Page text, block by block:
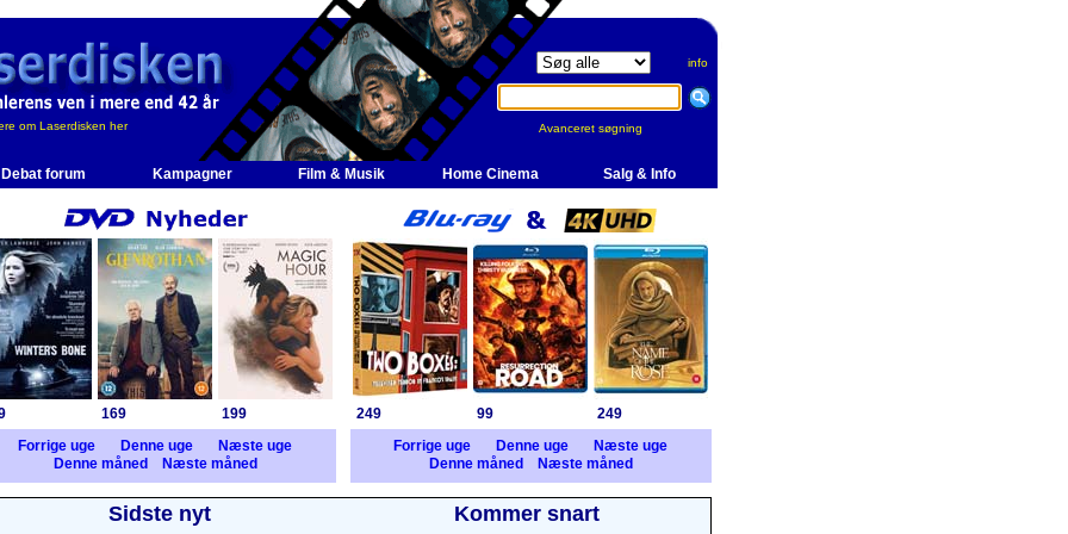
Debat forum Kampagner Film & Musik Home Cinema Salg & Info
om Laserdisken her
info
Avanceret søgning
169
199
Forrige uge
Denne uge
Næste uge
Denne måned
Næste måned
249 99
249
Forrige uge
Denne uge
Næste uge
Denne måned
Næste måned
Sidste nyt Kommer snart